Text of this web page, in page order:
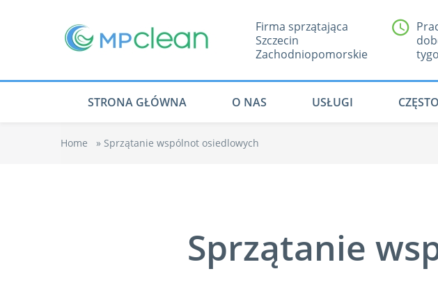
Firma sprzątająca
Szczecin
Zachodniopomorskie
STRONA GŁÓWNA O NAS USŁUGI
Home » Sprzątanie wspólnot osiedlowych
Sprzątanie